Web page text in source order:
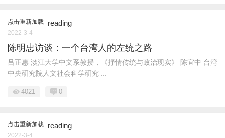
点击重新加载 reading
2022-3-4
陈明忠访谈：一个台湾人的左统之路
吕正惠 淡江大学中文系教授，《抒情传统与政治现实》 陈宜中 台湾
中央研究院人文社会科学研究 ...
4021 0
点击重新加载 reading
2022-3-4